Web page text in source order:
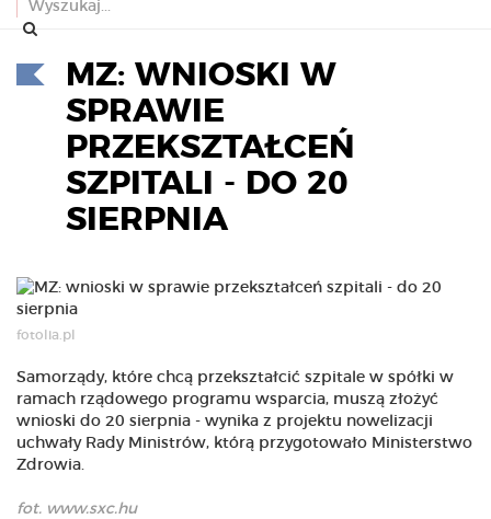
MZ: WNIOSKI W
SPRAWIE
PRZEKSZTAŁCEŃ
SZPITALI - DO 20
SIERPNIA
fotolia.pl
Samorządy, które chcą przekształcić szpitale w spółki w
ramach rządowego programu wsparcia, muszą złożyć
wnioski do 20 sierpnia - wynika z projektu nowelizacji
uchwały Rady Ministrów, którą przygotowało Ministerstwo
Zdrowia.
fot. www.sxc.hu